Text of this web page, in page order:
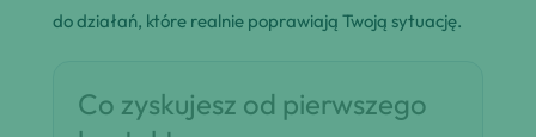
do działań, które realnie poprawiają Twoją sytuację.
Co zyskujesz od pierwszego